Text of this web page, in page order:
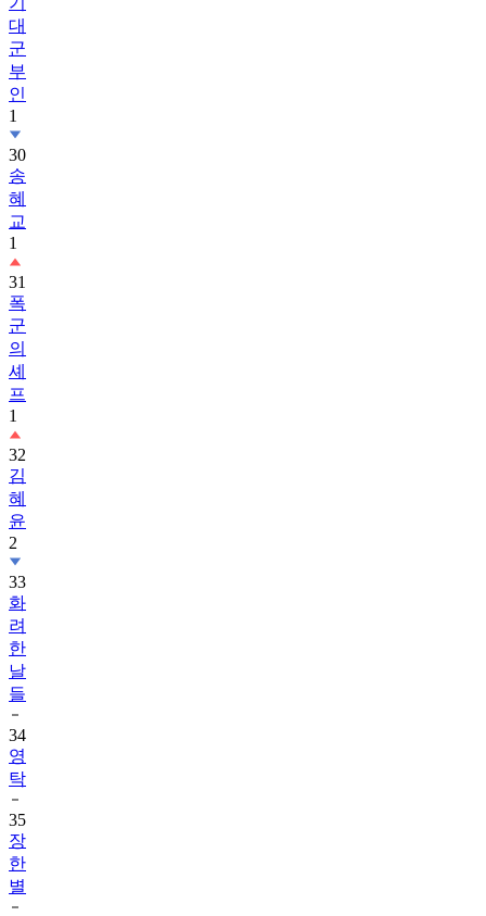
대
군
부
인
1
30
송
혜
교
1
31
폭
군
의
셰
프
1
32
김
혜
윤
2
33
화
려
한
날
들
34
영
탁
35
장
한
별